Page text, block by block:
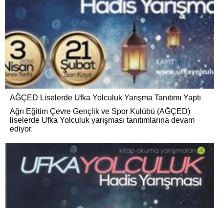
AĞÇED Liselerde Ufka Yolculuk Yarışma Tanıtımı Yaptı
Ağrı Eğitim Çevre Gençlik ve Spor Kulübü (AĞÇED)
liselerde Ufka Yolculuk yarışması tanıtımlarına devam
ediyor.